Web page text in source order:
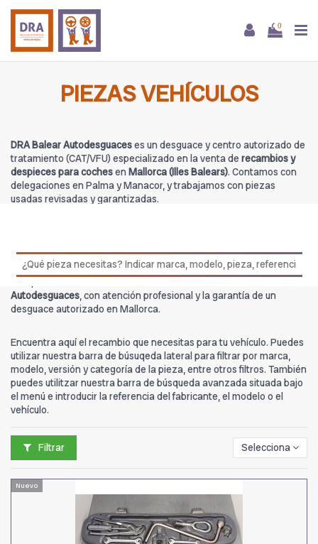
0
PIEZAS VEHÍCULOS
DRA Balear Autodesguaceses un desguace y centro autorizado de
tratamiento (CAT/VFU) especializado en la venta de recambios y
despieces para cochesen Mallorca (Illes Balears). Contamos con
delegaciones en Palma y Manacor, y trabajamos con piezas
usadas revisadas y garantizadas.
compatibilidades antes de la compra.
Autodesguaces, con atención profesional y la garantía de un
desguace autorizado en Mallorca.
Encuentra aquí el recambio que necesitas para tu vehículo. Puedes
utilizar nuestra barra de búsuqeda lateral para filtrar por marca,
modelo, versión y categoría de la pieza, entre otros filtros. También
puedes utilitzar nuestra barra de búsqueda avanzada situada bajo
el menú e introducir la referencia del fabricante, el modelo o el
vehículo.
Filtrar Selecciona
Nuevo